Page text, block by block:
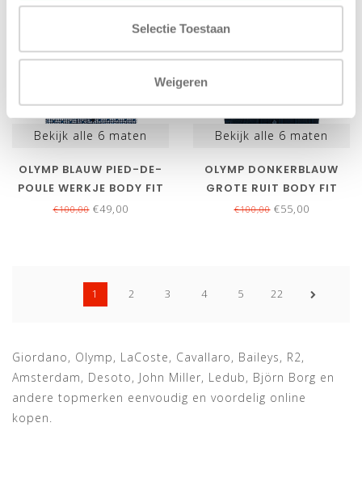
Selectie Toestaan
Weigeren
Bekijk alle 6 maten
OLYMP BLAUW PIED-DE-
POULE WERKJE BODY FIT
DYNAMIC FLEX JERSEY 24
€100,00€49,00
Bekijk alle 6 maten
OLYMP DONKERBLAUW
GROTE RUIT BODY FIT
DYNAMIC FLEX JERSEY 24
€100,00€55,00
1 2 3 4 5 22
Giordano, Olymp, LaCoste, Cavallaro, Baileys, R2,
Amsterdam, Desoto, John Miller, Ledub, Björn Borg en
andere topmerken eenvoudig en voordelig online
kopen.